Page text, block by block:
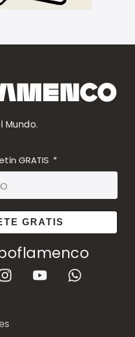
Mundo.
GRATIS
GRATIS